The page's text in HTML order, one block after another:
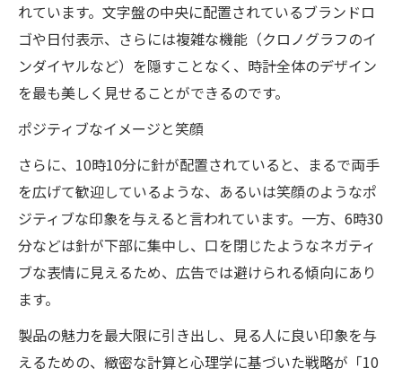
れています。文字盤の中央に配置されているブランドロ
ゴや日付表示、さらには複雑な機能（クロノグラフのイ
ンダイヤルなど）を隠すことなく、時計全体のデザイン
を最も美しく見せることができるのです。
ポジティブなイメージと笑顔
さらに、10時10分に針が配置されていると、まるで両手
を広げて歓迎しているような、あるいは笑顔のようなポ
ジティブな印象を与えると言われています。一方、6時30
分などは針が下部に集中し、口を閉じたようなネガティ
ブな表情に見えるため、広告では避けられる傾向にあり
ます。
製品の魅力を最大限に引き出し、見る人に良い印象を与
えるための、緻密な計算と心理学に基づいた戦略が「10